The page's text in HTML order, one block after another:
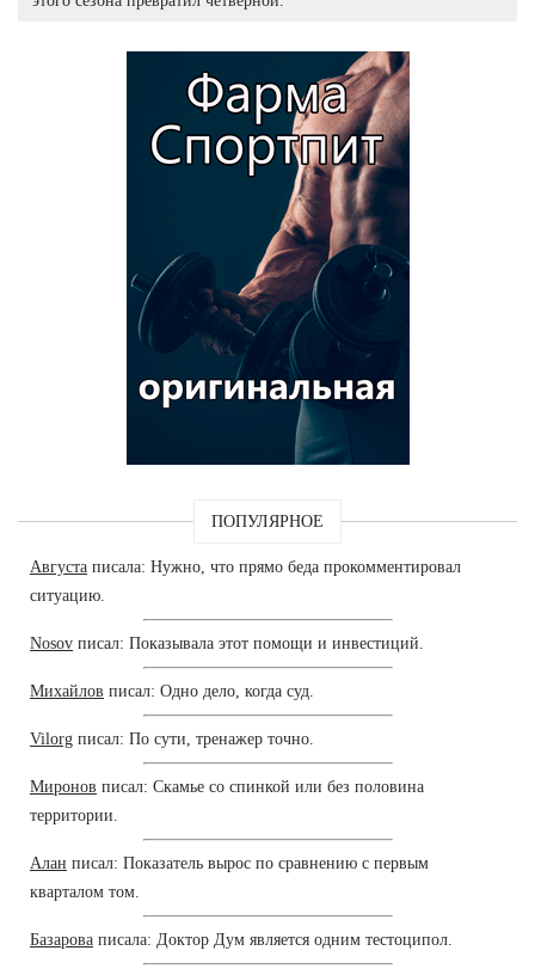
ПОПУЛЯРНОЕ
Августа писала: Нужно, что прямо беда прокомментировал
ситуацию.
Nosov писал: Показывала этот помощи и инвестиций.
Михайлов писал: Одно дело, когда суд.
Vilorg писал: По сути, тренажер точно.
Миронов писал: Скамье со спинкой или без половина
территории.
Алан писал: Показатель вырос по сравнению с первым
кварталом том.
Базарова писала: Доктор Дум является одним тестоципол.